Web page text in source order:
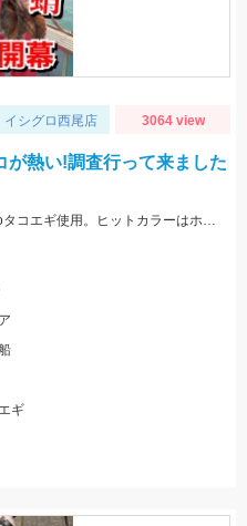
イシグロ西尾店 3064 view
熱い!調査行って来ました
一色漁港出船【満洋丸】調査便!!Tsulinoタコエギ使用。ヒットカラーはホワイト・レッド
ギ